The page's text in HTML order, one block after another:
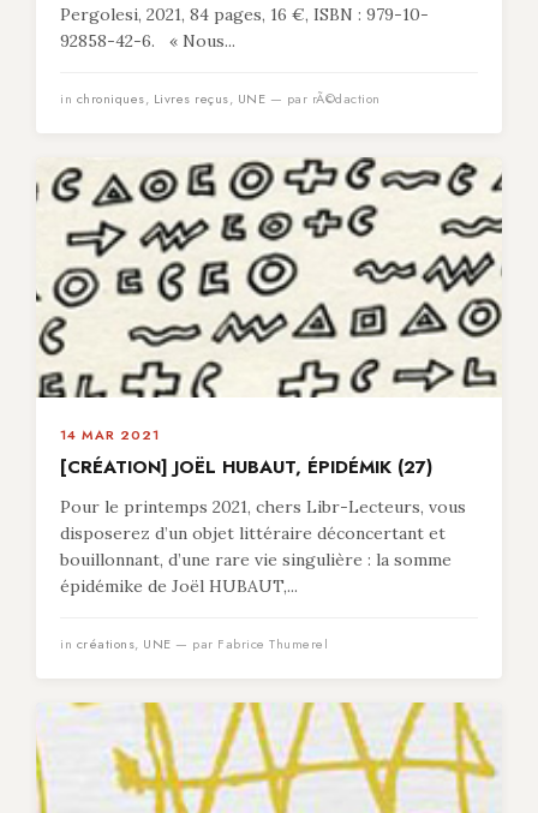
Pergolesi, 2021, 84 pages, 16 €, ISBN : 979-10-
92858-42-6. « Nous...
in chroniques, Livres reçus, UNE — par rÃ©daction
14 MAR 2021
[CRÉATION] JOËL HUBAUT, ÉPIDÉMIK (27)
Pour le printemps 2021, chers Libr-Lecteurs, vous
disposerez d’un objet littéraire déconcertant et
bouillonnant, d’une rare vie singulière : la somme
épidémike de Joël HUBAUT,...
in créations, UNE — par Fabrice Thumerel